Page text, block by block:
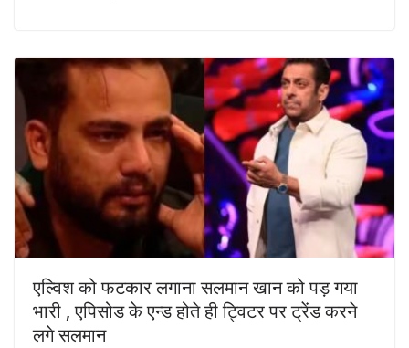
एल्विश को फटकार लगाना सलमान खान को पड़ गया
भारी , एपिसोड के एन्ड होते ही ट्विटर पर ट्रेंड करने
लगे सलमान